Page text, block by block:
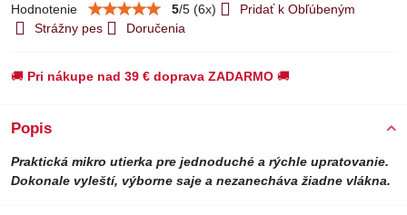
Hodnotenie 5/5 (6x)
Pridať k Obľúbeným
Strážny pes
Doručenia
🚚 Pri nákupe nad 39 € doprava ZADARMO 🚚
Popis
Praktická mikro utierka pre jednoduché a rýchle upratovanie.
Dokonale vyleští, výborne saje a nezanecháva žiadne vlákna.